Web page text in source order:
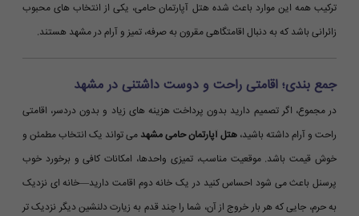
ترکیب همه این موارد باعث شده هتل آپارتمان حامی، یکی از انتخاب های محبوب
زائرانی باشد که به دنبال اقامتگاهی مقرون به صرفه، تمیز و آرام در مشهد هستند.
جمع بندی؛ اقامتی راحت و دوست داشتنی در مشهد
در مجموع، اگر تصمیم دارید بدون پرداخت هزینه های زیاد و بدون دردسر، اقامتی
راحت و آرام داشته باشید، هتل آپارتمان حامی مشهد می تواند یک انتخاب مطمئن و
خوش قیمت باشد. موقعیت مناسب، تمیزی واحدها، امکانات کافی و برخورد خوب
پرسنل باعث می شود احساس کنید در یک خانه دوم اقامت دارید—خانه ای نزدیک
به حرم، جایی که هر بار خروج از آن، شما را چند قدم به زیارت دلنشین دیگر نزدیک تر